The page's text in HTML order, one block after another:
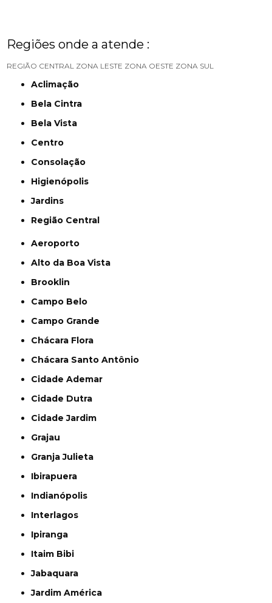
Regiões onde a atende :
REGIÃO CENTRAL ZONA LESTE ZONA OESTE ZONA SUL
Aclimação
Bela Cintra
Bela Vista
Centro
Consolação
Higienópolis
Jardins
Região Central
Aeroporto
Alto da Boa Vista
Brooklin
Campo Belo
Campo Grande
Chácara Flora
Chácara Santo Antônio
Cidade Ademar
Cidade Dutra
Cidade Jardim
Grajau
Granja Julieta
Ibirapuera
Indianópolis
Interlagos
Ipiranga
Itaim Bibi
Jabaquara
Jardim América